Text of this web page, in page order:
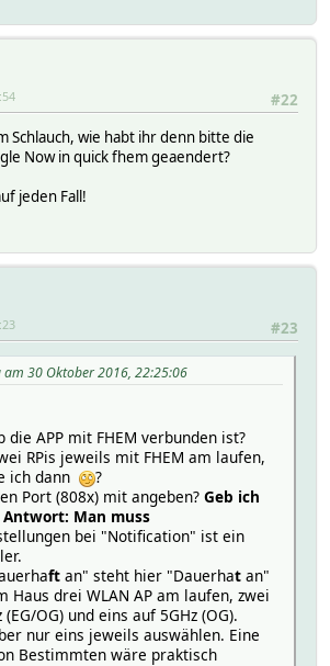
#22
Schlauch, wie habt ihr denn bitte die
Now in quick fhem geaendert?
jeden Fall!
#23
30 Oktober 2016, 22:25:06
die APP mit FHEM verbunden ist?
RPis jeweils mit FHEM am laufen,
ich dann
?
Port (808x) mit angeben? Geb ich
Man muss
bei "Notification" ist ein
ft an" steht hier "Dauerhat an"
Haus drei WLAN AP am laufen, zwei
(EG/OG) und eins auf 5GHz (OG).
nur eins jeweils auswählen. Eine
Bestimmten wäre praktisch